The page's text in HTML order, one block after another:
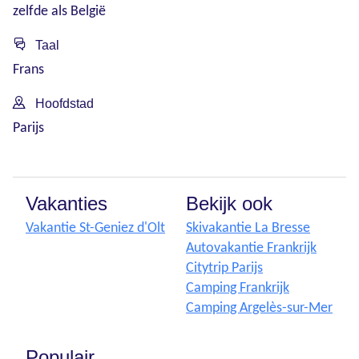
zelfde als België
Taal
Frans
Hoofdstad
Parijs
Vakanties
Vakantie St-Geniez d'Olt
Bekijk ook
Skivakantie La Bresse
Autovakantie Frankrijk
Citytrip Parijs
Camping Frankrijk
Camping Argelès-sur-Mer